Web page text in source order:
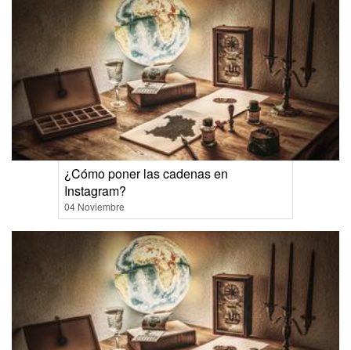
¿Cómo poner las cadenas en
Instagram?
04 Noviembre